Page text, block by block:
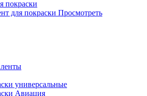
покраски
для покраски Просмотреть
универсальные
Авиация